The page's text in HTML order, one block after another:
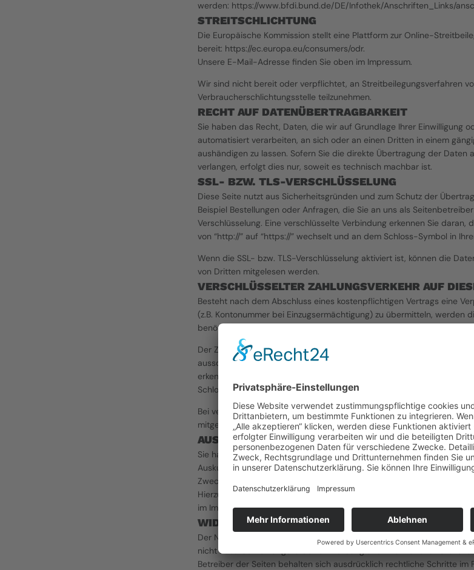
werden: https://www.bfdi.bund.de/DE/Infothek/Anschriften_Links/
STREITSCHLICHTUNG
Die Europäische Kommission stellt eine Plattform zur Online-
bereit: https://ec.europa.eu/consumers/odr.
Unsere E-Mail-Adresse finden Sie oben im Impressum.
Wir sind nicht bereit oder verpflichtet, an Streitbeilegungsverfahren
Verbraucherschlichtungsstelle teilzunehmen.
RECHT AUF DATENÜBERTRAGBARKEIT
Sie haben das Recht, Daten, die wir auf Grundlage Ihrer Einwilligung
automatisiert verarbeiten, an sich oder an einen Dritten in einem
aushändigen zu lassen. Sofern Sie die direkte Übertragung der Daten
verlangen, erfolgt dies nur, soweit es technisch machbar ist.
SSL- BZW. TLS-VERSCHLÜSSELUNG
Diese Seite nutzt aus Sicherheitsgründen und zum Schutz der
Beispiel Bestellungen oder Anfragen, die Sie an uns als
Verschlüsselung. Eine verschlüsselte Verbindung erkennen Sie daran,
von “http://” auf “https://” wechselt und an dem Schloss-Symbol in
Wenn die SSL- bzw. TLS-Verschlüsselung aktiviert ist, können die
von Dritten mitgelesen werden.
VERSCHLÜSSELTER ZAHLUNGSVERKEHR AUF
Besteht nach dem Abschluss eines kostenpflichtigen Vertrags eine
(z.B. Kontonummer bei Einzugsermächtigung) zu übermitteln, werden
benötigt.
Der Zahlungsverkehr über die gängigen Zahlungsmittel (Visa/
ausschließlich über eine verschlüsselte SSL- bzw. TLS-Verbindung.
erkennen Sie daran, dass die Adresszeile des Browsers von “http://”
Schloss-Symbol in Ihrer Browserzeile.
Bei verschlüsselter Kommunikation können Ihre Zahlungsdaten, die
mitgelesen werden.
AUSKUNFT, SPERRUNG, LÖSCHUNG
Sie haben im Rahmen der geltenden gesetzlichen Bestimmungen
Auskunft über Ihre gespeicherten personenbezogenen Daten, deren
Zweck der Datenverarbeitung und ggf. ein Recht auf Berichtigung,
Hierzu sowie zu weiteren Fragen zum Thema personenbezogene
im Impressum angegebenen Adresse an uns wenden.
WIDERSPRUCH GEGEN WERBE-MAILS
Der Nutzung von im Rahmen der Impressumspflicht veröffentlichten
nicht ausdrücklich angeforderter Werbung und
Betreiber der Seiten behalten sich ausdrücklich rechtliche Schritte im